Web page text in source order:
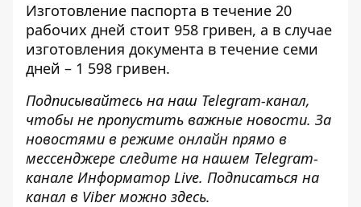
Изготовление паспорта в течение 20
рабочих дней стоит 958 гривен, а в случае
изготовления документа в течение семи
дней – 1 598 гривен.
Подписывайтесь на наш Telegram-канал,
чтобы не пропустить важные новости. За
новостями в режиме онлайн прямо в
мессенджере следите на нашем Telegram-
канале Информатор Live. Подписаться на
канал в Viber можно здесь.